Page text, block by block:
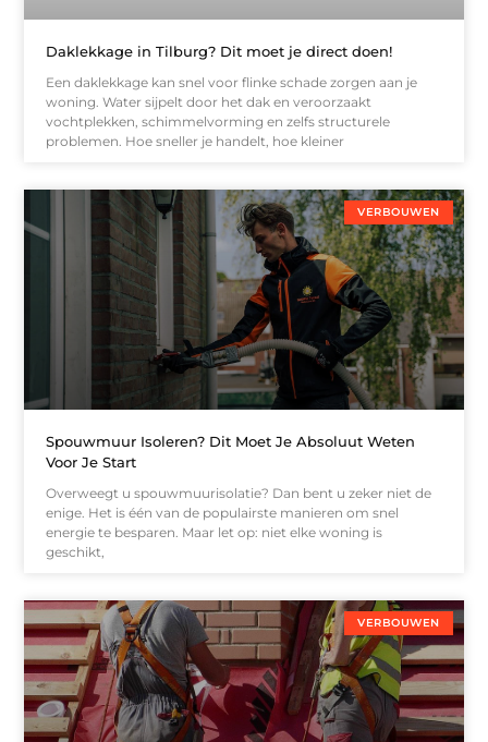
Daklekkage in Tilburg? Dit moet je direct doen!
Een daklekkage kan snel voor flinke schade zorgen aan je
woning. Water sijpelt door het dak en veroorzaakt
vochtplekken, schimmelvorming en zelfs structurele
problemen. Hoe sneller je handelt, hoe kleiner
VERBOUWEN
Spouwmuur Isoleren? Dit Moet Je Absoluut Weten
Voor Je Start
Overweegt u spouwmuurisolatie? Dan bent u zeker niet de
enige. Het is één van de populairste manieren om snel
energie te besparen. Maar let op: niet elke woning is
geschikt,
VERBOUWEN